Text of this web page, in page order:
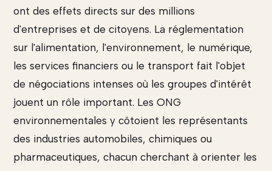
ont des effets directs sur des millions
d'entreprises et de citoyens. La réglementation
sur l'alimentation, l'environnement, le numérique,
les services financiers ou le transport fait l'objet
de négociations intenses où les groupes d'intérêt
jouent un rôle important. Les ONG
environnementales y côtoient les représentants
des industries automobiles, chimiques ou
pharmaceutiques, chacun cherchant à orienter les